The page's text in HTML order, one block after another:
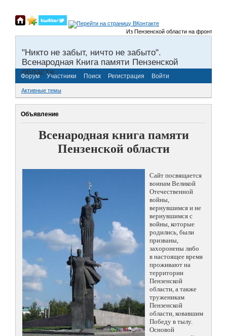
Из Пензенской области на фронты
"Никто не забыт, ничто не забыто".
Всенародная Книга памяти Пензенской
области.
Форум Участники Поиск Регистрация Войти
Активные темы
Объявление
Всенародная книга памяти
Пензенской области
Сайт посвящается
воинам Великой
Отечественной
войны,
вернувшимся и не
вернувшимся с
войны, которые
родились, были
призваны,
захоронены либо
в настоящее время
проживают на
территории
Пензенской
области, а также
труженикам
Пензенской
области, ковавшим
Победу в тылу.
Основой